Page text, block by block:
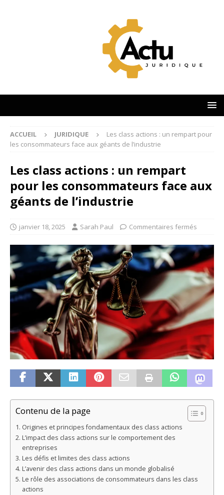
ACCUEIL JURIDIQUE
Les class actions : un rempart pour
les consommateurs face aux géants de l’industrie
Les class actions : un rempart
pour les consommateurs face aux
géants de l’industrie
janvier 18, 2025 Sarah Paul Commentaires fermés
Contenu de la page
Origines et principes fondamentaux des class actions
L’impact des class actions sur le comportement des
entreprises
Les défis et limites des class actions
L’avenir des class actions dans un monde globalisé
Le rôle des associations de consommateurs dans les class
actions